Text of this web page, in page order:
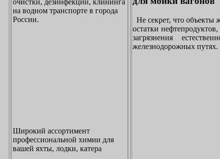
на водном транспорте в города
России.
Широкий ассортимент
профессиональной химии для
вашей яхты, лодки, катера
Не секрет, что объекты
остатки нефтепродуктов,
загрязнения
железнодорожных путях.